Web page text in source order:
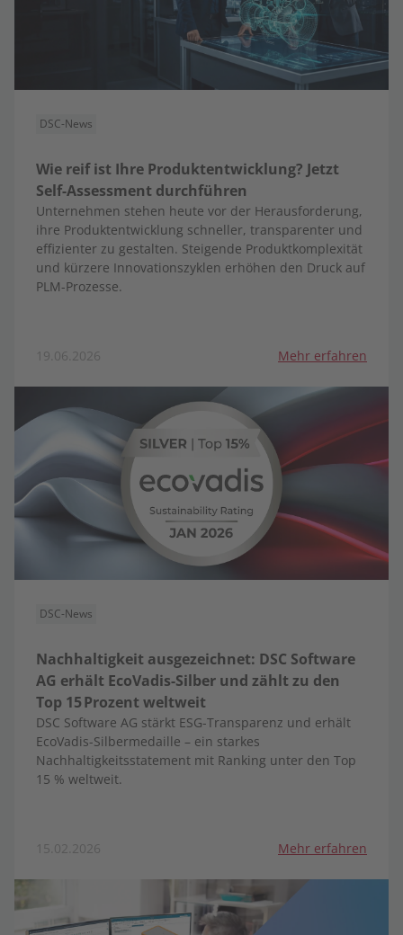
DSC-News
Wie reif ist Ihre Produktentwicklung? Jetzt
Self-Assessment durchführen
Unternehmen stehen heute vor der Herausforderung,
ihre Produktentwicklung schneller, transparenter und
effizienter zu gestalten. Steigende Produktkomplexität
und kürzere Innovationszyklen erhöhen den Druck auf
PLM-Prozesse.
19.06.2026 Mehr erfahren
DSC-News
Nachhaltigkeit ausgezeichnet: DSC Software
AG erhält EcoVadis-Silber und zählt zu den
Top 15 Prozent weltweit
DSC Software AG stärkt ESG-Transparenz und erhält
EcoVadis-Silbermedaille – ein starkes
Nachhaltigkeitsstatement mit Ranking unter den Top
15 % weltweit.
15.02.2026 Mehr erfahren